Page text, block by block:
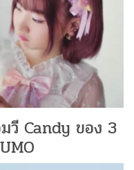
วี Candy ของ 3